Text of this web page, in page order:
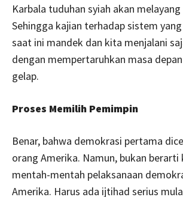
Karbala tuduhan syiah akan
Sehingga kajian terhadap sistem yang
saat ini mandek dan kita menjalani
dengan mempertaruhkan masa
gelap.
Proses Memilih Pemimpin
Benar, bahwa demokrasi pertama
orang Amerika. Namun, bukan
mentah-mentah pelaksanaan
Amerika. Harus ada ijtihad serius